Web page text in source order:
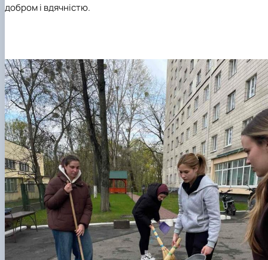
добром і вдячністю.